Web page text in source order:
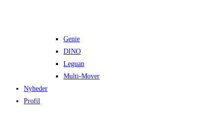
Genie
DINO
Leguan
Multi-Mover
Nyheder
Profil